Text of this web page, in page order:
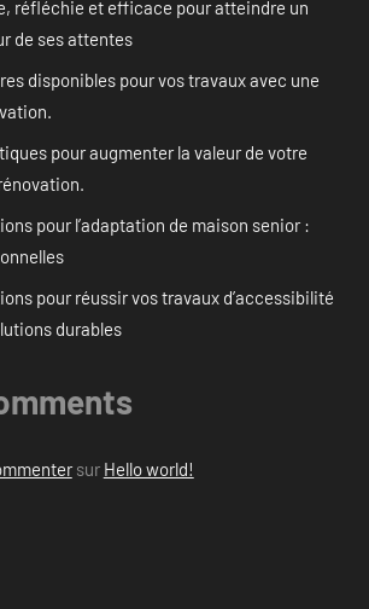
réfléchie et efficace pour atteindre un
de ses attentes
disponibles pour vos travaux avec une
pour augmenter la valeur de votre
pour l’adaptation de maison senior :
pour réussir vos travaux d’accessibilité
durables
sur Hello world!